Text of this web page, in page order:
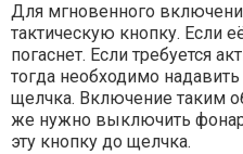
Для мгновенного
тактическую кнопку. Если
погаснет. Если требуется
тогда необходимо
щелчка. Включение таким
же нужно выключить
эту кнопку до щелчка.